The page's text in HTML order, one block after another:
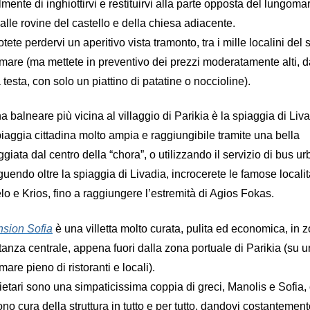
di inghiottirvi e restituirvi alla parte opposta del
rovine del castello e della chiesa adiacente.
perdervi un aperitivo vista tramonto, tra i mille localini del
(ma mettete in preventivo dei prezzi moderatamente alti,
testa, con solo un piattino di patatine o noccioline).
balneare più vicina al villaggio di Parikia è la spiaggia di
cittadina molto ampia e raggiungibile tramite una bella
dal centro della “chora”, o utilizzando il servizio di bus
oltre la spiaggia di Livadia, incrocerete le famose
e Krios, fino a raggiungere l’estremità di Agios Fokas.
Sofia è una villetta molto curata, pulita ed economica, in
centrale, appena fuori dalla zona portuale di Parikia (su
pieno di ristoranti e locali).
sono una simpaticissima coppia di greci, Manolis e Sofia,
cura della struttura in tutto e per tutto, dandovi